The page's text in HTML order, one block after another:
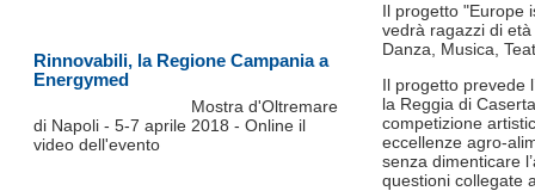
Il progetto "Europe
vedrà ragazzi di
Danza, Musica,
Il progetto prevede
la Reggia di
competizione
eccellenze agro-
senza dimenticare
questioni collegate
Rinnovabili, la Regione Campania a
Energymed
Mostra d'Oltremare
di Napoli - 5-7 aprile 2018 - Online il
video dell'evento